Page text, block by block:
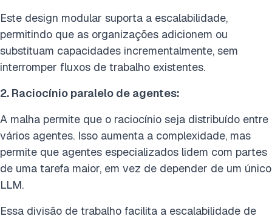
Este design modular suporta a escalabilidade,
permitindo que as organizações adicionem ou
substituam capacidades incrementalmente, sem
interromper fluxos de trabalho existentes.
2. Raciocínio paralelo de agentes:
A malha permite que o raciocínio seja distribuído entre
vários agentes. Isso aumenta a complexidade, mas
permite que agentes especializados lidem com partes
de uma tarefa maior, em vez de depender de um único
LLM.
Essa divisão de trabalho facilita a escalabilidade de